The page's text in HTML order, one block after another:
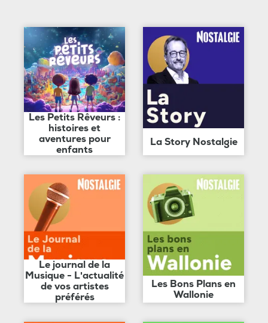
Les Petits Rêveurs :
histoires et
aventures pour
enfants
La Story Nostalgie
Le journal de la
Musique - L'actualité
de vos artistes
préférés
Les Bons Plans en
Wallonie